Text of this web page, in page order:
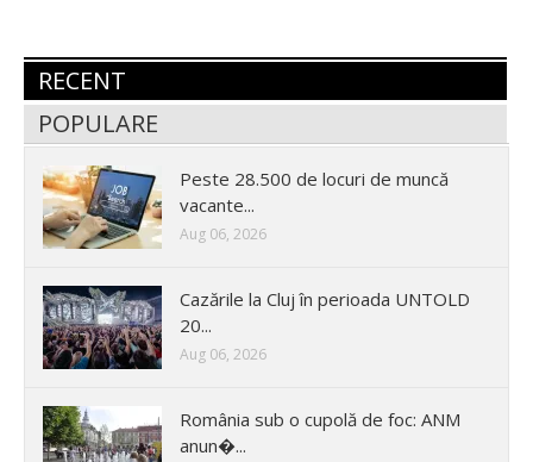
RECENT
POPULARE
Peste 28.500 de locuri de muncă
vacante...
Aug 06, 2026
Cazările la Cluj în perioada UNTOLD
20...
Aug 06, 2026
România sub o cupolă de foc: ANM
anun�...